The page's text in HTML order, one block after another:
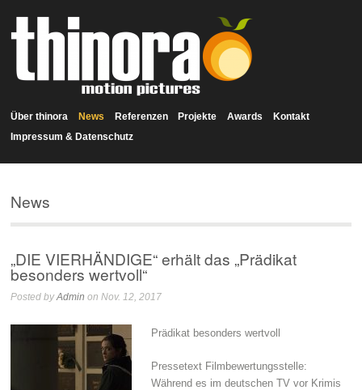
Über thinora News Referenzen Projekte Awards
Kontakt
Impressum & Datenschutz
News
„DIE VIERHÄNDIGE“ erhält das „Prädikat
besonders wertvoll“
Posted byAdmin on Nov. 12, 2017
Prädikat besonders wertvoll
Pressetext Filmbewertungsstelle:
Während es im deutschen TV vor Krimis